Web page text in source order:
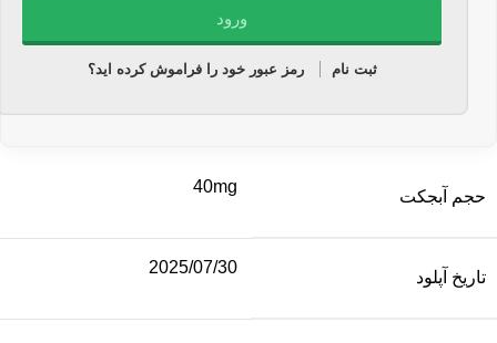
ثبت نام رمز عبور خود را فراموش کرده اید؟
حجم آبجکت
40mg
تاریخ آپلود
2025/07/30